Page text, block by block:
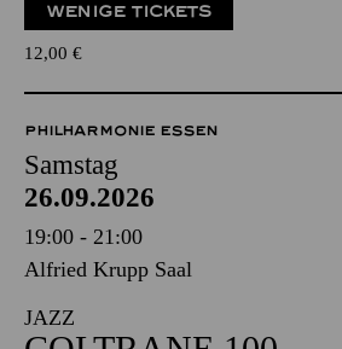
WENIGE TICKETS
12,00 €
PHILHARMONIE ESSEN
Samstag
26.09.2026
19:00 - 21:00
Alfried Krupp Saal
JAZZ